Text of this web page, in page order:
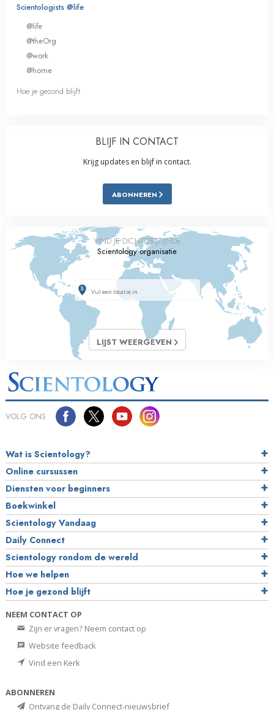
Scientologists @life
@life
@theOrg
@work
@home
Hoe je gezond blijft
BLIJF IN CONTACT
Krijg updates en blijf in contact.
ABONNEREN
VIND JE DICHTSTBIJZIJNDE
Scientology organisatie
LIJST WEERGEVEN
VOLG ONS
Wat is Scientology?
Online cursussen
Diensten voor beginners
Boekwinkel
Scientology Vandaag
Daily Connect
Scientology rondom de wereld
Hoe we helpen
Hoe je gezond blijft
NEEM CONTACT OP
Zijn er vragen? Neem contact op
Website feedback
Vind een Kerk
ABONNEREN
Ontvang de Daily Connect-nieuwsbrief